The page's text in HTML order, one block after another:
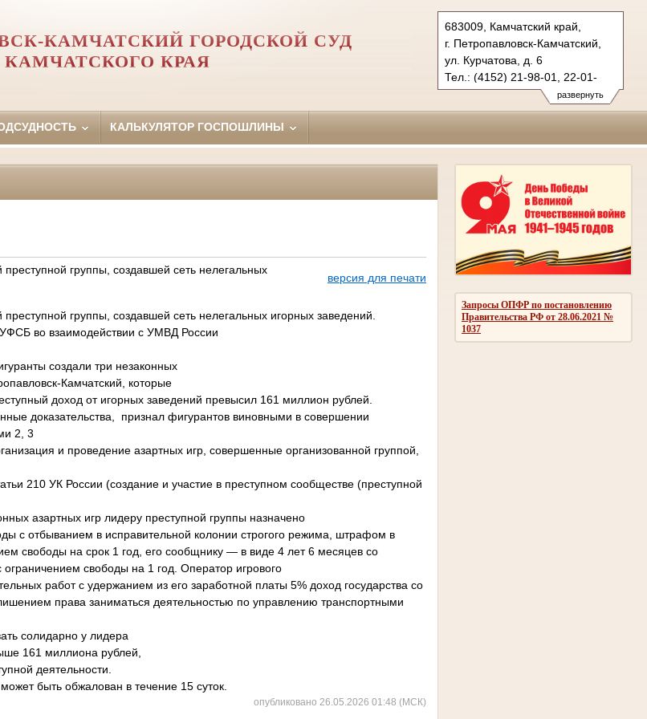
развернуть
683009, Камчатский край,
г. Петропавловск-Камчатский,
ул. Курчатова, д. 6
Тел.: (4152) 21-98-01, 22-01-
12 (ф.)
p-kamchatsky.kam@sudrf.ru
КАМЧАТСКИЙ ГОРОДСКОЙ СУД
КАМЧАТСКОГО КРАЯ
КАЛЬКУЛЯТОР ГОСПОШЛИНЫ
Запросы ОПФР по постановлению
Правительства РФ от 28.06.2021 №
1037
группы, создавшей сеть нелегальных
версия для печати
группы, создавшей сеть нелегальных игорных заведений.
во взаимодействии с УМВД России
создали три незаконных
Камчатский, которые
доход от игорных заведений превысил 161 миллион рублей.
доказательства, признал фигурантов виновными в совершении
2, 3
и проведение азартных игр, совершенные организованной группой,
210 УК России (создание и участие в преступном сообществе (преступной
азартных игр лидеру преступной группы назначено
с отбыванием в исправительной колонии строгого режима, штрафом в
свободы на срок 1 год, его сообщнику — в виде 4 лет 6 месяцев со
свободы на 1 год. Оператор игрового
работ с удержанием из его заработной платы 5% доход государства со
права заниматься деятельностью по управлению транспортными
солидарно у лидера
161 миллиона рублей,
деятельности.
быть обжалован в течение 15 суток.
опубликовано 26.05.2026 01:48 (МСК)